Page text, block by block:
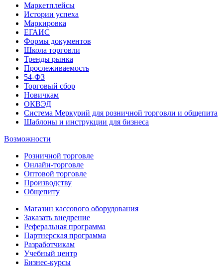
Маркетплейсы
Истории успеха
Маркировка
ЕГАИС
Формы документов
Школа торговли
Тренды рынка
Прослеживаемость
54-ФЗ
Торговый сбор
Новичкам
ОКВЭД
Система Меркурий для розничной торговли и общепита
Шаблоны и инструкции для бизнеса
Возможности
Розничной торговле
Онлайн-торговле
Оптовой торговле
Производству
Общепиту
Магазин кассового оборудования
Заказать внедрение
Реферальная программа
Партнерская программа
Разработчикам
Учебный центр
Бизнес‑курсы